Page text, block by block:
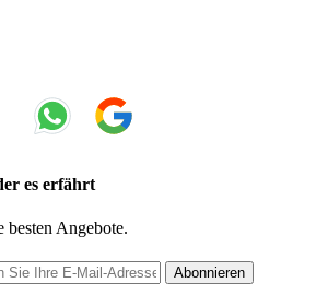
es erfährt
besten Angebote.
Abonnieren